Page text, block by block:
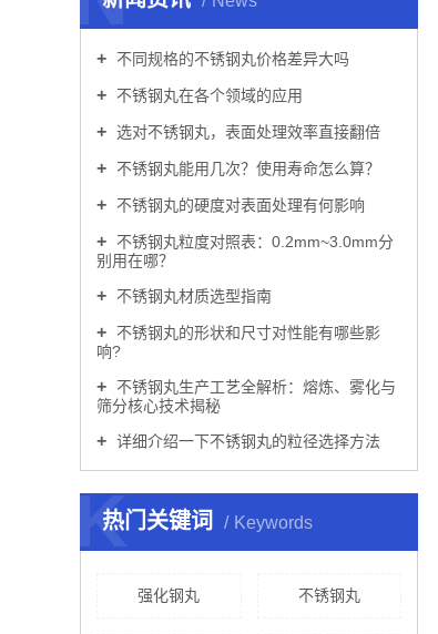
不同规格的不锈钢丸价格差异大吗
不锈钢丸在各个领域的应用
选对不锈钢丸，表面处理效率直接翻倍
不锈钢丸能用几次？使用寿命怎么算？
不锈钢丸的硬度对表面处理有何影响
不锈钢丸粒度对照表：0.2mm~3.0mm分
别用在哪？
不锈钢丸材质选型指南
不锈钢丸的形状和尺寸对性能有哪些影
响?
不锈钢丸生产工艺全解析：熔炼、雾化与
筛分核心技术揭秘
详细介绍一下不锈钢丸的粒径选择方法
热门关键词 Keywords
K
强化钢丸 不锈钢丸